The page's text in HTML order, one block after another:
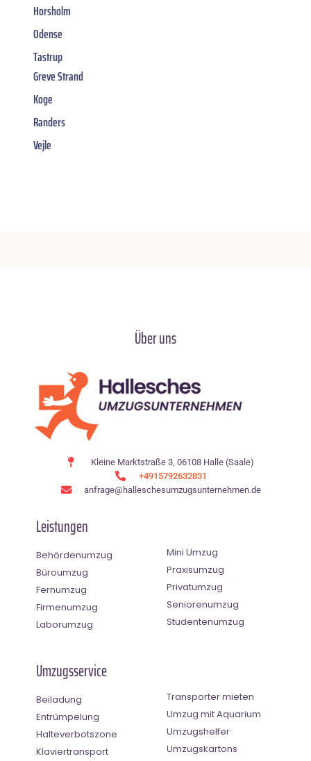
Horsholm
Odense
Tastrup
Greve Strand
Koge
Randers
Vejle
Über uns
Kleine Marktstraße 3, 06108 Halle (Saale)
+4915792632831
anfrage@halleschesumzugsunternehmen.de
Leistungen
Behördenumzug
Büroumzug
Fernumzug
Firmenumzug
Laborumzug
Mini Umzug
Praxisumzug
Privatumzug
Seniorenumzug
Studentenumzug
Umzugsservice
Beiladung
Entrümpelung
Halteverbotszone
Klaviertransport
Transporter mieten
Umzug mit Aquarium
Umzugshelfer
Umzugskartons